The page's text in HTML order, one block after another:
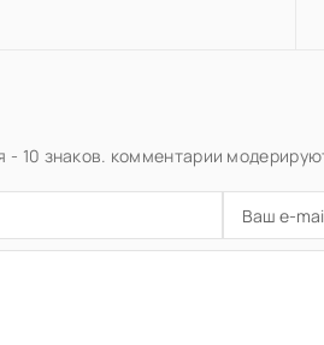
10 знаков. комментарии